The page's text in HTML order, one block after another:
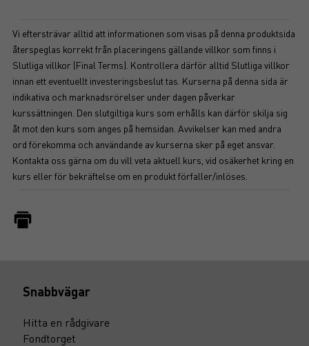
Vi eftersträvar alltid att informationen som visas på denna produktsida
återspeglas korrekt från placeringens gällande villkor som finns i
Slutliga villkor (Final Terms). Kontrollera därför alltid Slutliga villkor
innan ett eventuellt investeringsbeslut tas. Kurserna på denna sida är
indikativa och marknadsrörelser under dagen påverkar
kurssättningen. Den slutgiltiga kurs som erhålls kan därför skilja sig
åt mot den kurs som anges på hemsidan. Avvikelser kan med andra
ord förekomma och användande av kurserna sker på eget ansvar.
Kontakta oss gärna om du vill veta aktuell kurs, vid osäkerhet kring en
kurs eller för bekräftelse om en produkt förfaller/inlöses.
Snabbvägar
Hitta en rådgivare
Fondtorget